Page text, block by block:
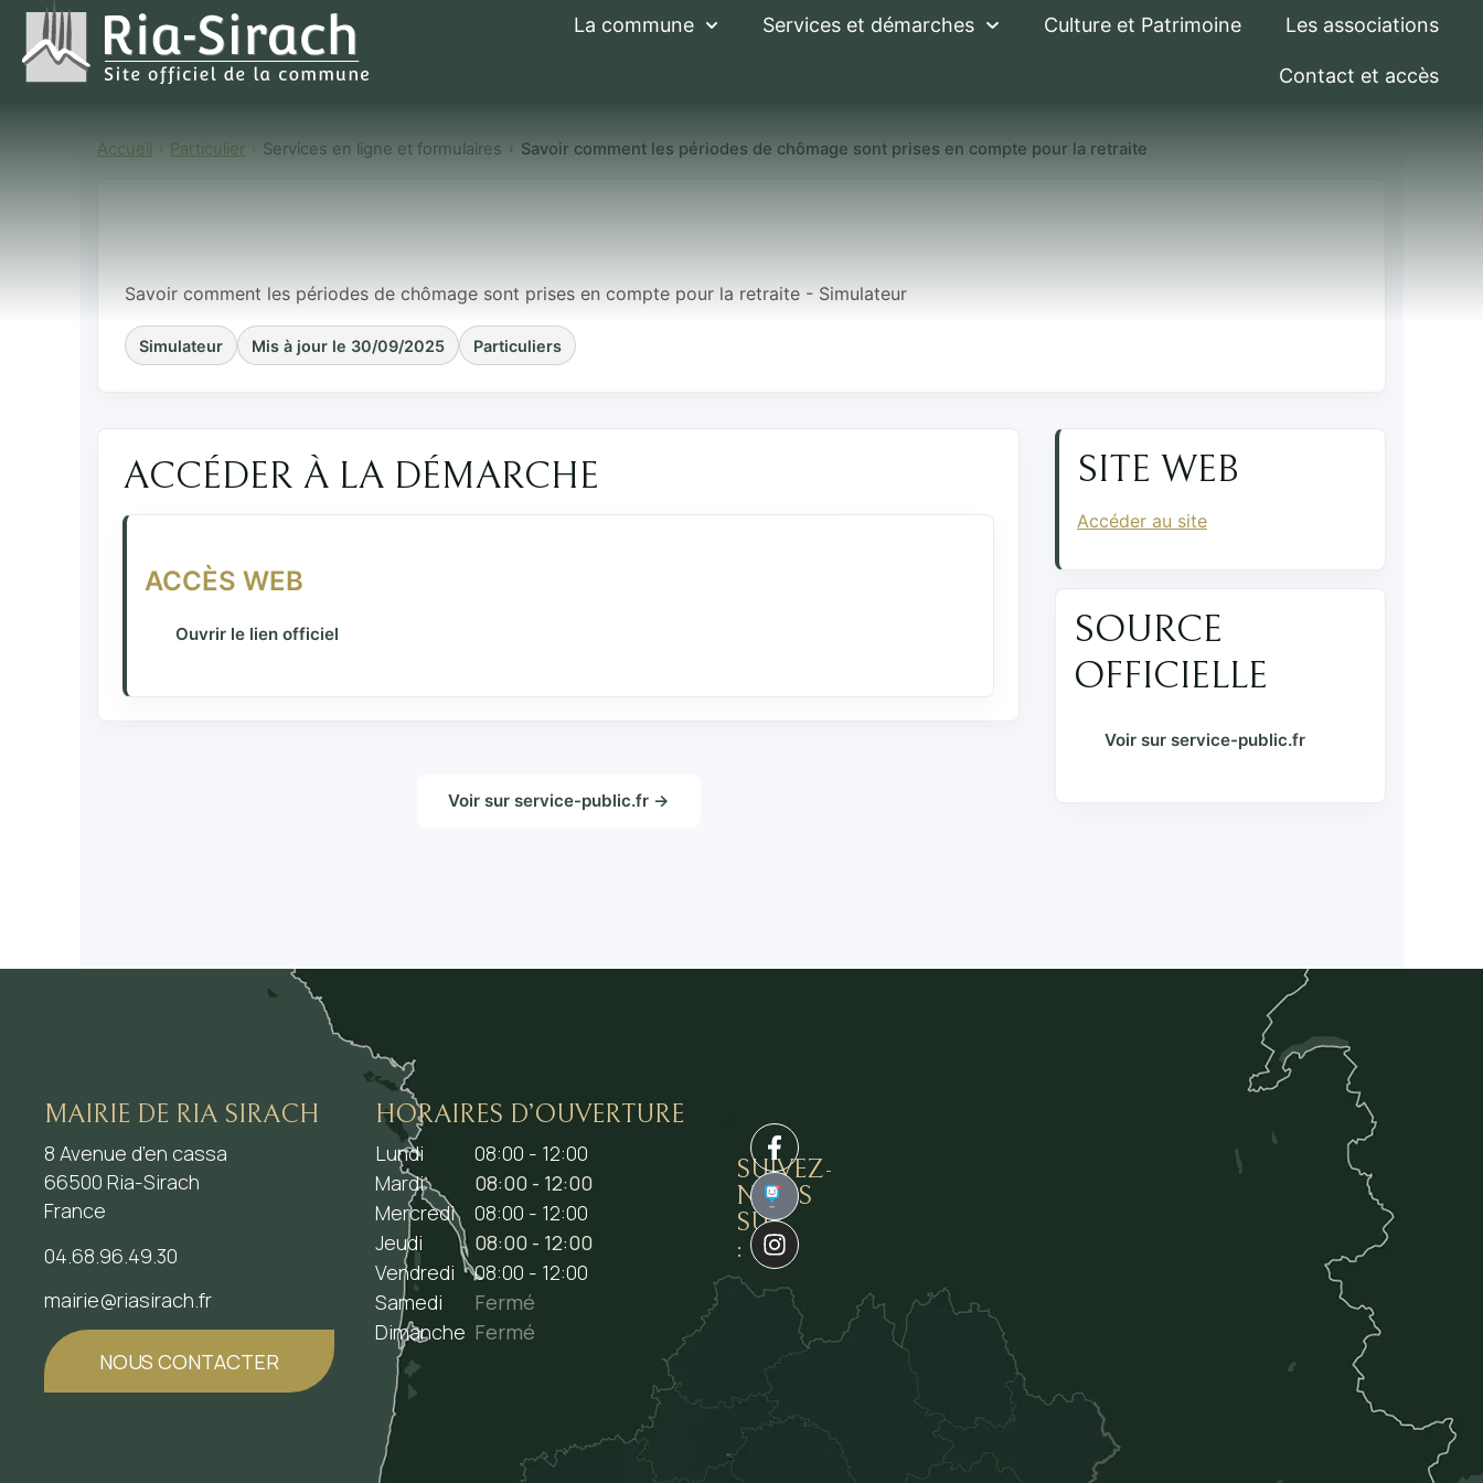
La commune Services et démarches Culture et Patrimoine Les associations
Contact et accès
Accueil Particulier Services en ligne et formulaires Savoir comment les périodes de chômage sont prises en compte pour la retraite
Savoir comment les périodes de chômage sont
prises en compte pour la retraite
Savoir comment les périodes de chômage sont prises en compte pour la retraite - Simulateur
Simulateur Mis à jour le 30/09/2025 Particuliers
ACCÉDER À LA DÉMARCHE
ACCÈS WEB
Ouvrir le lien officiel
Voir sur service-public.fr →
SITE WEB
Accéder au site
SOURCE
OFFICIELLE
Voir sur service-public.fr
MAIRIE DE RIA SIRACH
8 Avenue d’en cassa
66500 Ria-Sirach
France
04.68.96.49.30
mairie@riasirach.fr
NOUS CONTACTER
HORAIRES D’OUVERTURE
Lundi
08:00 - 12:00
Mardi
08:00 - 12:00
Mercredi
08:00 - 12:00
Jeudi
08:00 - 12:00
Vendredi
08:00 - 12:00
Samedi
Fermé
Dimanche Fermé
SUIVEZ-
NOUS
SUR
:
1